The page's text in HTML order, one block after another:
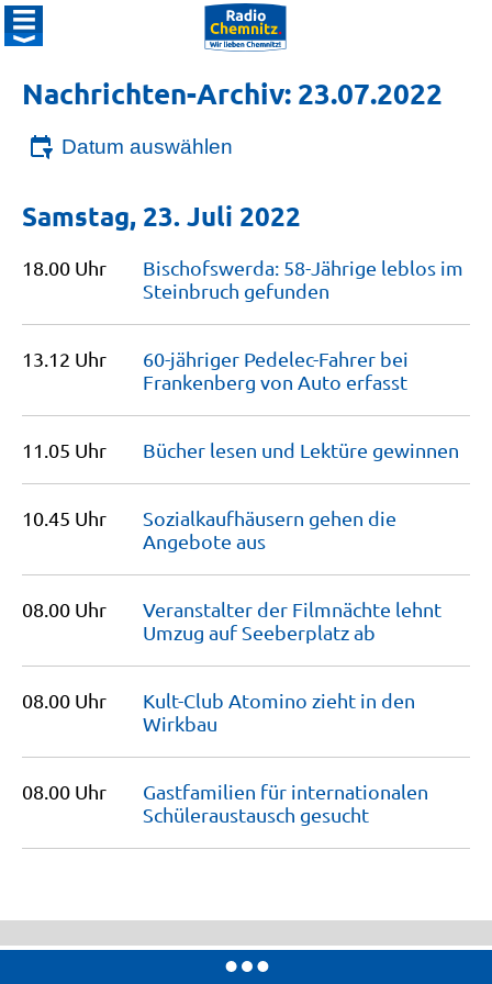
Nachrichten-Archiv: 23.07.2022
Datum auswählen
Samstag, 23. Juli 2022
18.00 Uhr
Bischofswerda: 58-Jährige leblos im
Steinbruch gefunden
13.12 Uhr
60-jähriger Pedelec-Fahrer bei
Frankenberg von Auto erfasst
11.05 Uhr Bücher lesen und Lektüre gewinnen
10.45 Uhr
Sozialkaufhäusern gehen die
Angebote aus
08.00 Uhr
Veranstalter der Filmnächte lehnt
Umzug auf Seeberplatzab
08.00 Uhr
Kult-Club Atomino zieht in den
Wirkbau
08.00 Uhr
Gastfamilien für internationalen
Schüleraustausch gesucht